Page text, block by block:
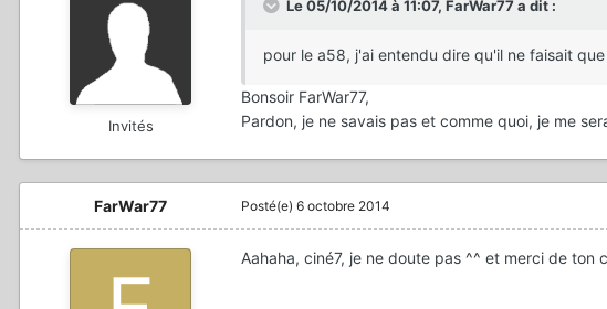
Invités
Le 05/10/2014 à 11:07, FarWar77 a dit :
pour le a58, j'ai entendu dire qu'il ne faisait
Bonsoir FarWar77,
Pardon, je ne savais pas et comme quoi, je me
FarWar77 Posté(e) 6 octobre 2014
Aahaha, ciné7, je ne doute pas ^^ et merci de ton